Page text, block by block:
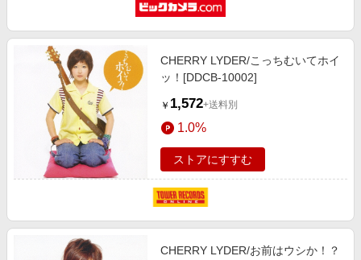
CHERRY LYDER/こっちむいてホイ
ッ！[DDCB-10002]
￥ 1,572+送料別
1.0%
ストアにすすむ
CHERRY LYDER/お前はウシか！？